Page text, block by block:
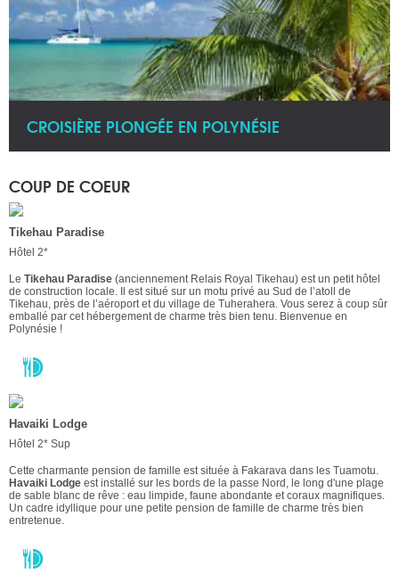
CROISIÈRE PLONGÉE EN POLYNÉSIE
COUP DE COEUR
Tikehau Paradise
Hôtel 2*
Le Tikehau Paradise (anciennement Relais Royal Tikehau) est un petit hôtel
de construction locale. Il est situé sur un motu privé au Sud de l’atoll de
Tikehau, près de l’aéroport et du village de Tuherahera. Vous serez à coup sûr
emballé par cet hébergement de charme très bien tenu. Bienvenue en
Polynésie !
Havaiki Lodge
Hôtel 2* Sup
Cette charmante pension de famille est située à Fakarava dans les Tuamotu.
Havaiki Lodge est installé sur les bords de la passe Nord, le long d'une plage
de sable blanc de rêve : eau limpide, faune abondante et coraux magnifiques.
Un cadre idyllique pour une petite pension de famille de charme très bien
entretenue.